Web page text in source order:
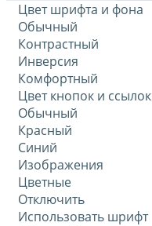
Цвет шрифта и фона
Обычный
Контрастный
Инверсия
Комфортный
Цвет кнопок и ссылок
Обычный
Красный
Синий
Изображения
Цветные
Отключить
Использовать шрифт